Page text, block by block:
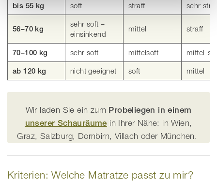
c
t
ü
a
i
bis 55 kg soft straff sehr
56–70 kg
sehr soft –
einsinkend
mittel straff
70–100 kg sehr soft mittelsoft mittel-
ab 120 kg nicht geeignet soft mittel
Wir laden Sie ein zum Probeliegen in einem
unserer Schauräume in Ihrer Nähe: in Wien,
Graz, Salzburg, Dornbirn, Villach oder München.
Kriterien: Welche Matratze passt zu mir?